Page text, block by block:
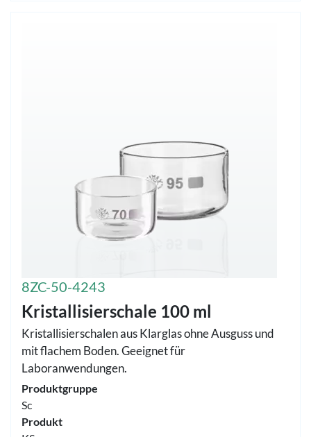
8ZC-50-4243
Kristallisierschale 100 ml
Kristallisierschalen aus Klarglas ohne Ausguss und
mit flachem Boden. Geeignet für
Laboranwendungen.
Produktgruppe
Sc
Produkt